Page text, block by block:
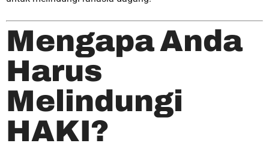
Mengapa Anda
Harus
Melindungi
HAKI?